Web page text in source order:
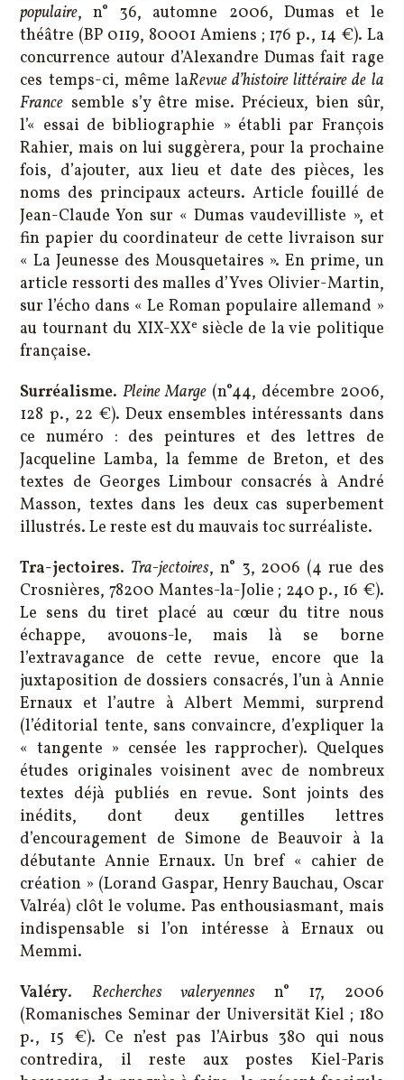
populaire, n° 36, automne 2006, Dumas et le
théâtre (BP 0119, 80001 Amiens ; 176 p., 14 €). La
concurrence autour d’Alexandre Dumas fait rage
ces temps-ci, même laRevue d’histoire littéraire de la
France semble s’y être mise. Précieux, bien sûr,
l’« essai de bibliographie » établi par François
Rahier, mais on lui suggèrera, pour la prochaine
fois, d’ajouter, aux lieu et date des pièces, les
noms des principaux acteurs. Article fouillé de
Jean-Claude Yon sur « Dumas vaudevilliste », et
fin papier du coordinateur de cette livraison sur
« La Jeunesse des Mousquetaires ». En prime, un
article ressorti des malles d’Yves Olivier-Martin,
sur l’écho dans « Le Roman populaire allemand »
au tournant du XIX-XXe siècle de la vie politique
française.
Surréalisme.Pleine Marge (n°44, décembre 2006,
128 p., 22 €). Deux ensembles intéressants dans
ce numéro : des peintures et des lettres de
Jacqueline Lamba, la femme de Breton, et des
textes de Georges Limbour consacrés à André
Masson, textes dans les deux cas superbement
illustrés. Le reste est du mauvais toc surréaliste.
Tra-jectoires. Tra-jectoires, n° 3, 2006 (4 rue des
Crosnières, 78200 Mantes-la-Jolie ; 240 p., 16 €).
Le sens du tiret placé au cœur du titre nous
échappe, avouons-le, mais là se borne
l’extravagance de cette revue, encore que la
juxtaposition de dossiers consacrés, l’un à Annie
Ernaux et l’autre à Albert Memmi, surprend
(l’éditorial tente, sans convaincre, d’expliquer la
« tangente » censée les rapprocher). Quelques
études originales voisinent avec de nombreux
textes déjà publiés en revue. Sont joints des
inédits, dont deux gentilles lettres
d’encouragement de Simone de Beauvoir à la
débutante Annie Ernaux. Un bref « cahier de
création » (Lorand Gaspar, Henry Bauchau, Oscar
Valréa) clôt le volume. Pas enthousiasmant, mais
indispensable si l’on intéresse à Ernaux ou
Memmi.
Valéry. Recherches valeryennesn° 17, 2006
(Romanisches Seminar der Universität Kiel ; 180
p., 15 €). Ce n’est pas l’Airbus 380 qui nous
contredira, il reste aux postes Kiel-Paris